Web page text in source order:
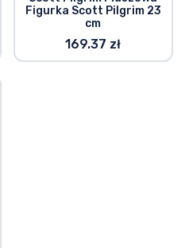
Figurka Scott Pilgrim 23
cm
169.37 zł